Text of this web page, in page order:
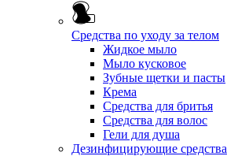
Средства по уходу за телом
Жидкое мыло
Мыло кусковое
Зубные щетки и пасты
Крема
Средства для бритья
Средства для волос
Гели для душа
Дезинфицирующие средства